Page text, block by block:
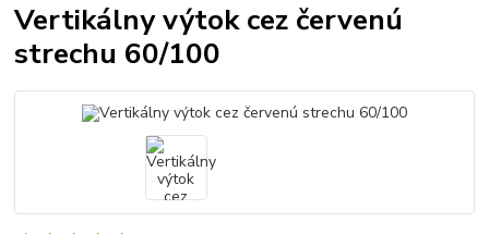
Vertikálny výtok cez červenú
strechu 60/100